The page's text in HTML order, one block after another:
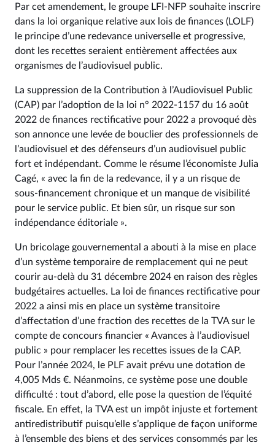
Par cet amendement, le groupe LFI-NFP souhaite inscrire
dans la loi organique relative aux lois de finances (LOLF)
le principe d’une redevance universelle et progressive,
dont les recettes seraient entièrement affectées aux
organismes de l’audiovisuel public.
La suppression de la Contribution à l’Audiovisuel Public
(CAP) par l’adoption de la loi n° 2022‑1157 du 16 août
2022 de finances rectificative pour 2022 a provoqué dès
son annonce une levée de bouclier des professionnels de
l’audiovisuel et des défenseurs d’un audiovisuel public
fort et indépendant. Comme le résume l’économiste Julia
Cagé, « avec la fin de la redevance, il y a un risque de
sous-financement chronique et un manque de visibilité
pour le service public. Et bien sûr, un risque sur son
indépendance éditoriale ».
Un bricolage gouvernemental a abouti à la mise en place
d’un système temporaire de remplacement qui ne peut
courir au-delà du 31 décembre 2024 en raison des règles
budgétaires actuelles. La loi de finances rectificative pour
2022 a ainsi mis en place un système transitoire
d’affectation d’une fraction des recettes de la TVA sur le
compte de concours financier « Avances à l’audiovisuel
public » pour remplacer les recettes issues de la CAP.
Pour l’année 2024, le PLF avait prévu une dotation de
4,005 Mds €. Néanmoins, ce système pose une double
difficulté : tout d’abord, elle pose la question de l’équité
fiscale. En effet, la TVA est un impôt injuste et fortement
antiredistributif puisqu’elle s’applique de façon uniforme
à l’ensemble des biens et des services consommés par les